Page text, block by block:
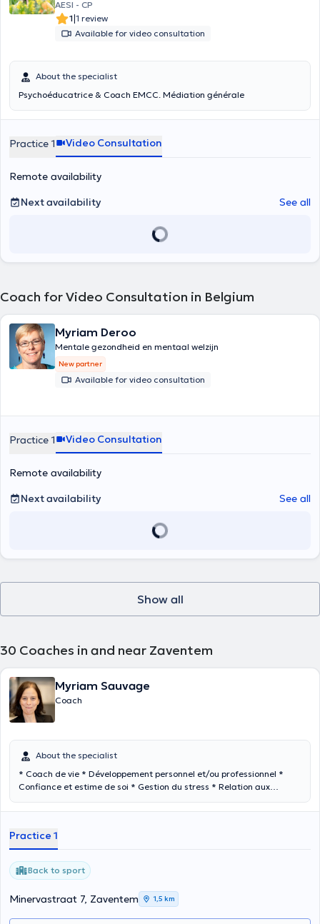
AESI - CP
1|1 review
Available for video consultation
About the specialist
Psychoéducatrice & Coach EMCC. Médiation générale
Practice 1 Video Consultation
Remote availability
Next availability
See all
Coach for Video Consultation in Belgium
Myriam Deroo
Mentale gezondheid en mentaal welzijn
New partner
Available for video consultation
Practice 1 Video Consultation
Remote availability
Next availability
See all
Show all
30 Coaches in and near Zaventem
Myriam Sauvage
Coach
About the specialist
* Coach de vie * Développement personnel et/ou professionnel *
Confiance et estime de soi * Gestion du stress * Relation aux
Practice 1
Back to sport
Minervastraat 7, Zaventem 1,5 km